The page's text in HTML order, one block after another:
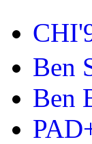
Ben
Ben